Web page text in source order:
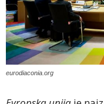
eurodiaconia.org